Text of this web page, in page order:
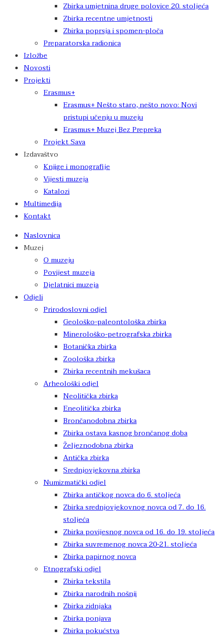
Zbirka umjetnina druge polovice 20. stoljeća
Zbirka recentne umjetnosti
Zbirka poprsja i spomen-ploča
Preparatorska radionica
Izložbe
Novosti
Projekti
Erasmus+
Erasmus+ Nešto staro, nešto novo: Novi
pristupi učenju u muzeju
Erasmus+ Muzej Bez Prepreka
Projekt Sava
Izdavaštvo
Knjige i monografije
Vijesti muzeja
Katalozi
Multimedija
Kontakt
Naslovnica
Muzej
O muzeju
Povijest muzeja
Djelatnici muzeja
Odjeli
Prirodoslovni odjel
Geološko-paleontološka zbirka
Minerološko-petrografska zbirka
Botanička zbirka
Zoološka zbirka
Zbirka recentnih mekušaca
Arheološki odjel
Neolitička zbirka
Eneolitička zbirka
Brončanodobna zbirka
Zbirka ostava kasnog brončanog doba
Željeznodobna zbirka
Antička zbirka
Srednjovjekovna zbirka
Numizmatički odjel
Zbirka antičkog novca do 6. stoljeća
Zbirka srednjovjekovnog novca od 7. do 16.
stoljeća
Zbirka povijesnog novca od 16. do 19. stoljeća
Zbirka suvremenog novca 20-21. stoljeća
Zbirka papirnog novca
Etnografski odjel
Zbirka tekstila
Zbirka narodnih nošnji
Zbirka zidnjaka
Zbirka ponjava
Zbirka pokućstva